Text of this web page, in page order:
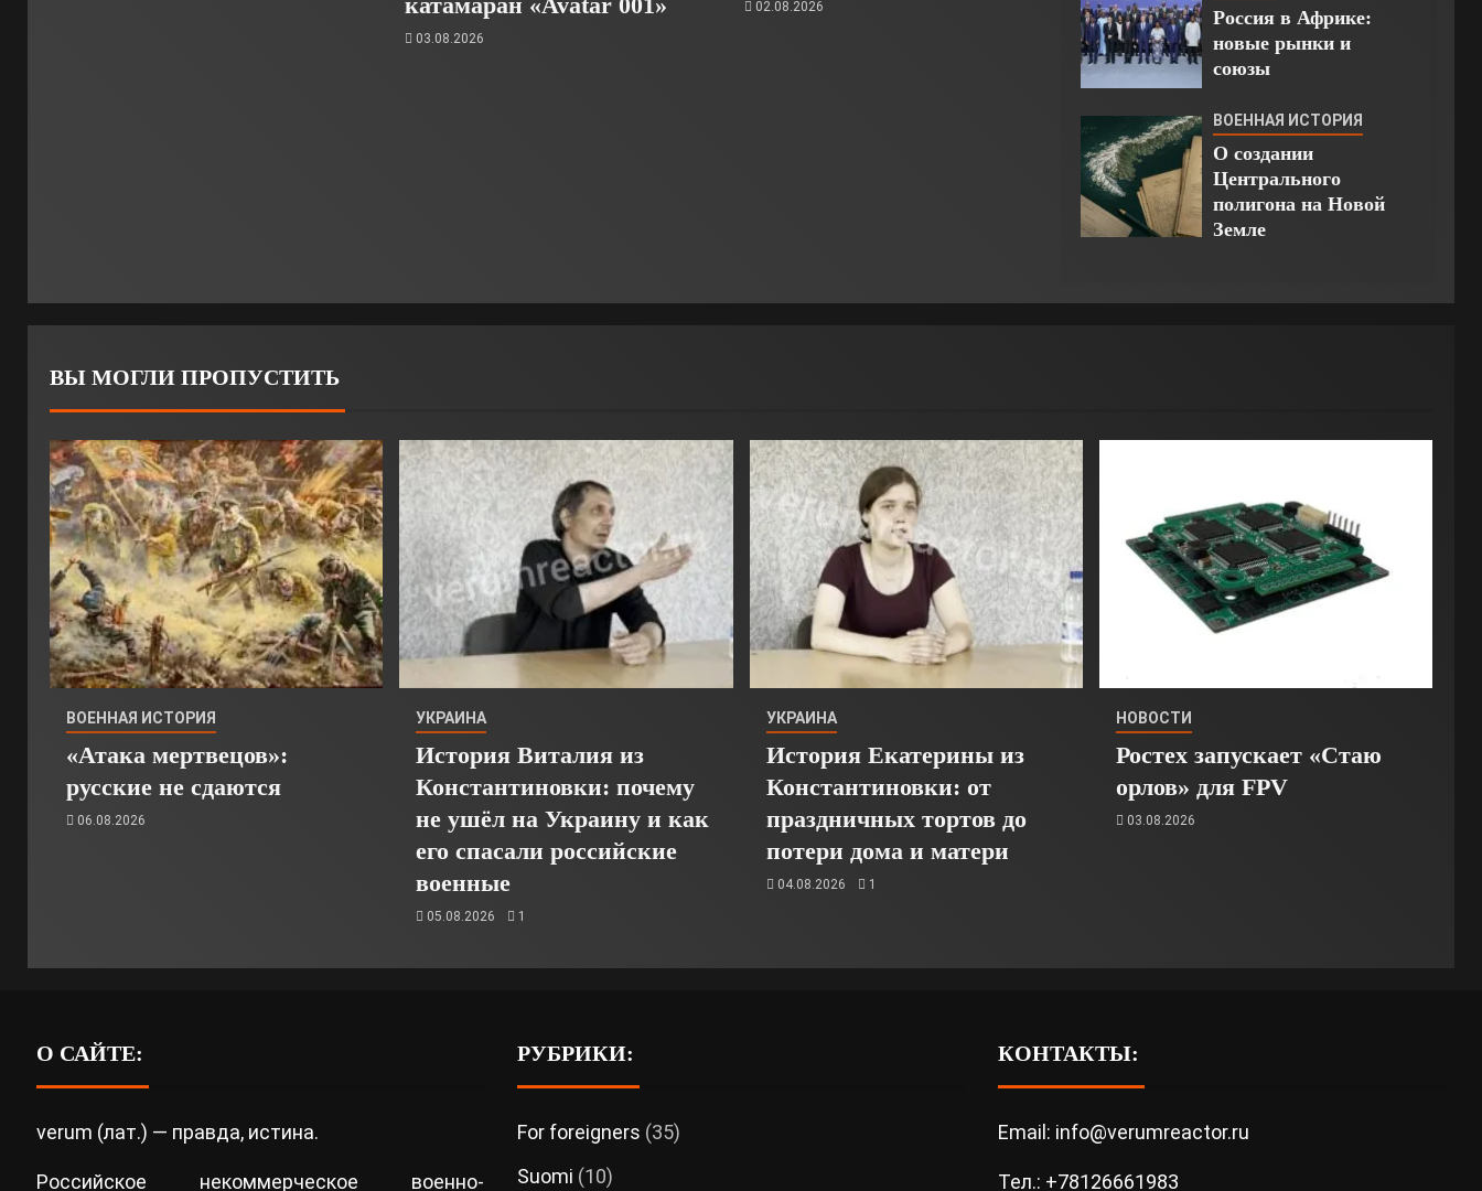
03.08.2026
02.08.2026
Россия в Африке:
новые рынки и
союзы
ВОЕННАЯ ИСТОРИЯ
О создании
Центрального
полигона на Новой
Земле
ВЫ МОГЛИ ПРОПУСТИТЬ
ВОЕННАЯ ИСТОРИЯ
«Атака мертвецов»:
русские не сдаются
06.08.2026
УКРАИНА
История Виталия из
Константиновки: почему
не ушёл на Украину и как
его спасали российские
военные
05.08.2026 1
УКРАИНА
История Екатерины из
Константиновки: от
праздничных тортов до
потери дома и матери
04.08.2026 1
НОВОСТИ
Ростех запускает «Стаю
орлов» для FPV
03.08.2026
О САЙТЕ:
verum (лат.) — правда, истина.
Российское некоммерческое военно-
РУБРИКИ:
For foreigners (35)
Suomi (10)
КОНТАКТЫ:
Email: info@verumreactor.ru
Тел.: +78126661983